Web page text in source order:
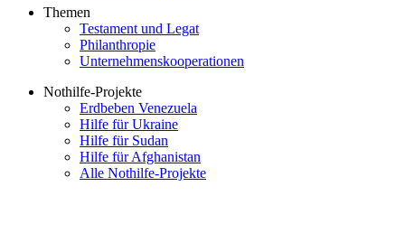
Themen
Testament und Legat
Philanthropie
Unternehmenskooperationen
Nothilfe-Projekte
Erdbeben Venezuela
Hilfe für Ukraine
Hilfe für Sudan
Hilfe für Afghanistan
Alle Nothilfe-Projekte